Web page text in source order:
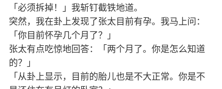
「必须拆掉！」我斩钉截铁地道。
突然，我在卦上发现了张太目前有孕。我马上问：
「你目前怀孕几个月了？」
张太有点吃惊地回答：「两个月了。你是怎么知道
的？」
「从卦上显示，目前的胎儿也是不大正常。你是不